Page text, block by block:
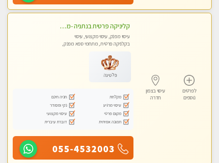
לפרטים
נוספים
עיסוי בצפון
חדרה
קליניקה פרטית בנתניה -מעסה איכותית לעיסוי מקצועי ומפנק לכל שרירי הגוף...
עיסוי מפנק, עיסוי מקצועי, עיסוי
בקלניקה פרטית, מתחמי ספא מפנק,
פלטינה
מקלחת
חניה חינם
עיסוי מרגיע
נקי ומסודר
מקום פרטי
עיסוי מקצועי
תמונה אמיתית
דוברת עיברית
055-4532003